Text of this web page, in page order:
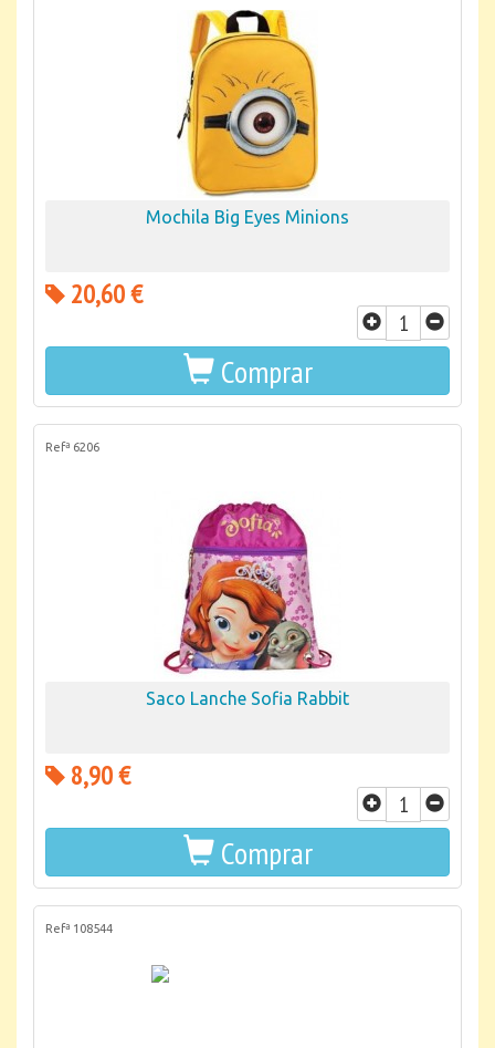
Mochila Big Eyes Minions
20,60 €
Comprar
Refª 6206
Saco Lanche Sofia Rabbit
8,90 €
Comprar
Refª 108544